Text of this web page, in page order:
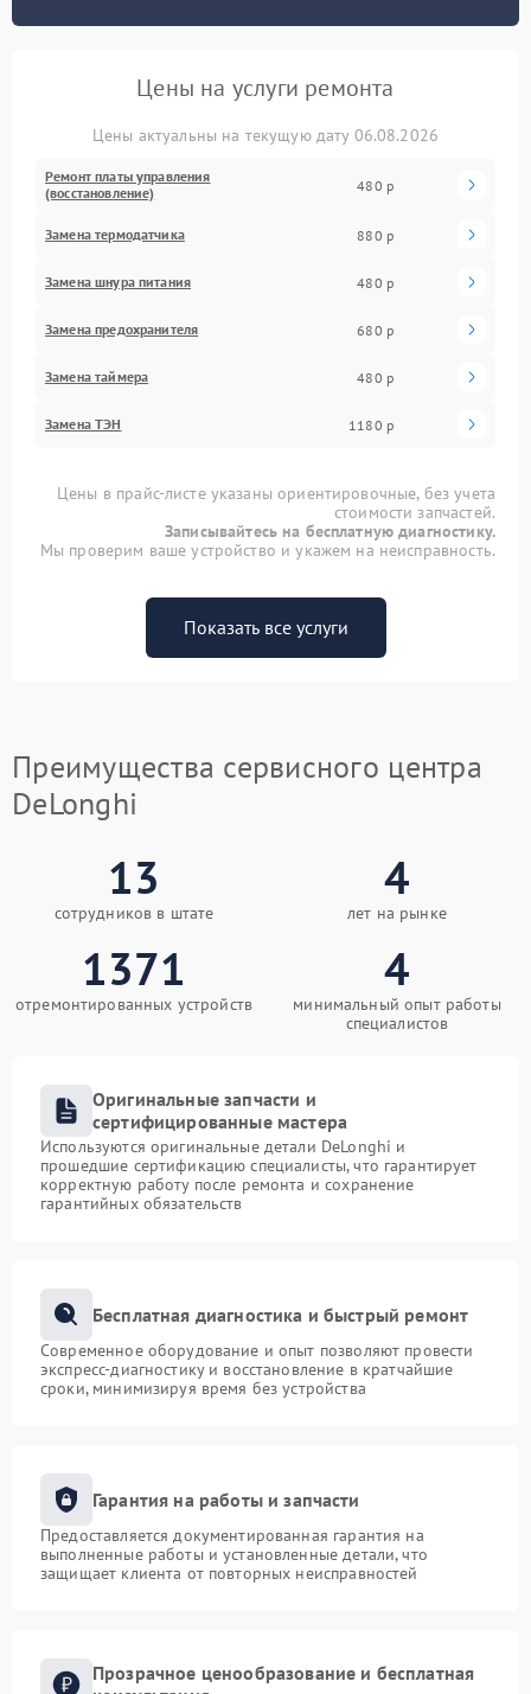
Цены на услуги ремонта
Цены актуальны на текущую дату 06.08.2026
Ремонт платы управления
(восстановление)
480 р
Замена термодатчика 880 р
Замена шнура питания 480 р
Замена предохранителя 680 р
Замена таймера 480 р
Замена ТЭН 1180 р
Цены в прайс-листе указаны ориентировочные, без учета
стоимости запчастей.
Записывайтесь на бесплатную диагностику.
Мы проверим ваше устройство и укажем на неисправность.
Показать все услуги
Преимущества сервисного центра
DeLonghi
13
сотрудников в штате
4
лет на рынке
1371
отремонтированных устройств
4
минимальный опыт работы
специалистов
Оригинальные запчасти и
сертифицированные мастера
Используются оригинальные детали DeLonghi и
прошедшие сертификацию специалисты, что гарантирует
корректную работу после ремонта и сохранение
гарантийных обязательств
Бесплатная диагностика и быстрый ремонт
Современное оборудование и опыт позволяют провести
экспресс-диагностику и восстановление в кратчайшие
сроки, минимизируя время без устройства
Гарантия на работы и запчасти
Предоставляется документированная гарантия на
выполненные работы и установленные детали, что
защищает клиента от повторных неисправностей
Прозрачное ценообразование и бесплатная